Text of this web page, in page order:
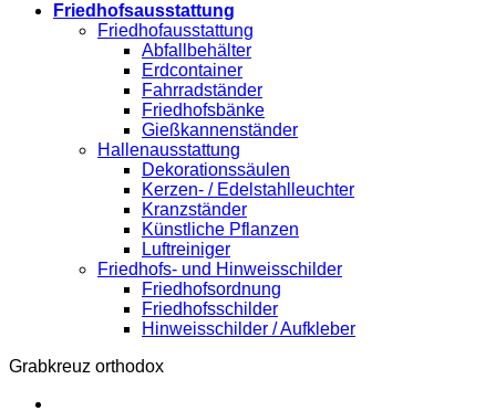
Friedhofsausstattung
Friedhofausstattung
Abfallbehälter
Erdcontainer
Fahrradständer
Friedhofsbänke
Gießkannenständer
Hallenausstattung
Dekorationssäulen
Kerzen- / Edelstahlleuchter
Kranzständer
Künstliche Pflanzen
Luftreiniger
Friedhofs- und Hinweisschilder
Friedhofsordnung
Friedhofsschilder
Hinweisschilder / Aufkleber
Grabkreuz orthodox